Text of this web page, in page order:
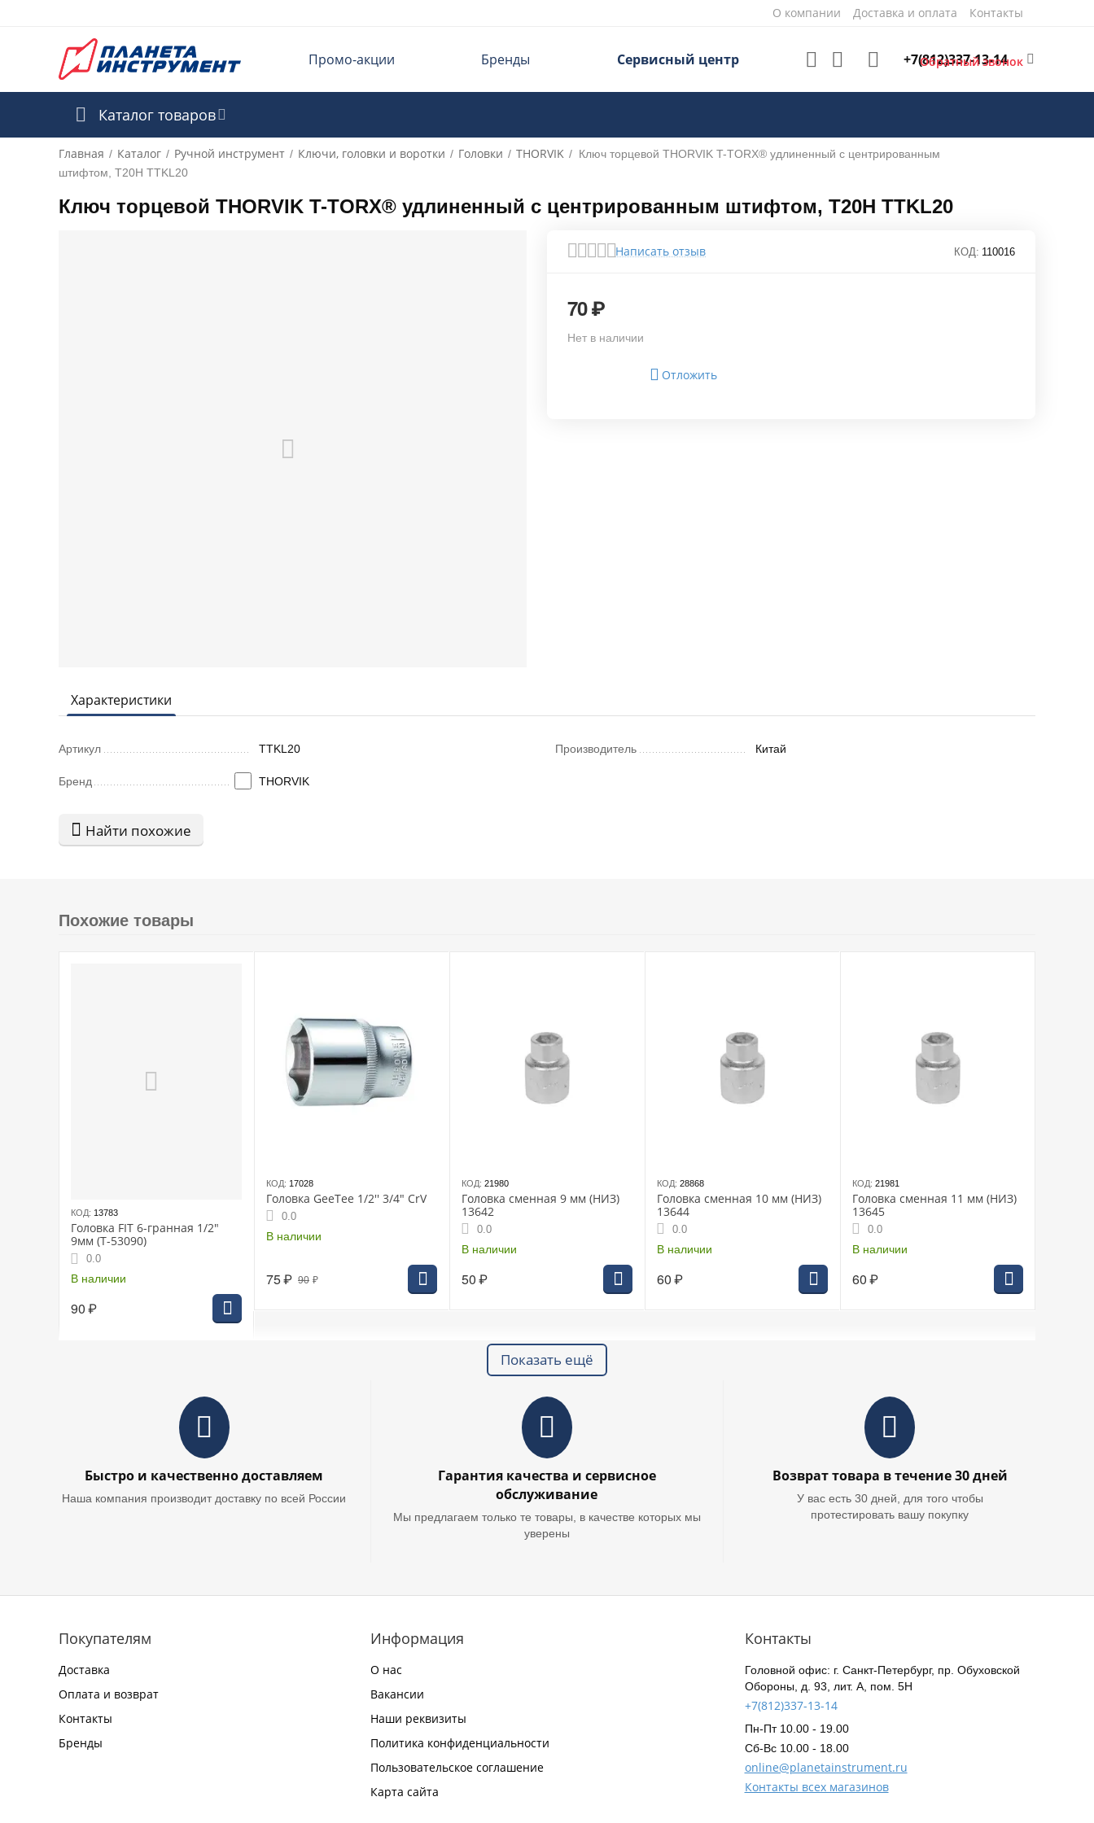
О компании Доставка и оплата Контакты
Промо-акции Бренды Сервисный центр +7(812)337-13-14
Обратный звонок
Каталог товаров
Главная / Каталог / Ручной инструмент / Ключи, головки и воротки / Головки / THORVIK / Ключ торцевой THORVIK T-TORX® удлиненный с центрированным
штифтом, T20H TTKL20
Ключ торцевой THORVIK T-TORX® удлиненный с центрированным штифтом, T20H TTKL20
Написать отзыв КОД: 110016
70₽
Нет в наличии
Отложить
Характеристики
Артикул TTKL20
Бренд THORVIK
Производитель Китай
Найти похожие
Похожие товары
КОД: 13783
Головка FIT 6-гранная 1/2"
9мм (Т-53090)
0.0
В наличии
90₽
КОД: 17028
Головка GeeTee 1/2'' 3/4" CrV
0.0
В наличии
90 ₽
75₽
КОД: 21980
Головка сменная 9 мм (НИЗ)
13642
0.0
В наличии
50₽
КОД: 28868
Головка сменная 10 мм (НИЗ)
13644
0.0
В наличии
60₽
КОД: 21981
Головка сменная 11 мм (НИЗ)
13645
0.0
В наличии
60₽
Показать ещё
Быстро и качественно доставляем
Наша компания производит доставку по всей России
Гарантия качества и сервисное
обслуживание
Мы предлагаем только те товары, в качестве которых мы
уверены
Возврат товара в течение 30 дней
У вас есть 30 дней, для того чтобы
протестировать вашу покупку
Покупателям
Доставка
Оплата и возврат
Контакты
Бренды
Информация
О нас
Вакансии
Наши реквизиты
Политика конфиденциальности
Пользовательское соглашение
Карта сайта
Контакты
Головной офис: г. Санкт-Петербург, пр. Обуховской
Обороны, д. 93, лит. А, пом. 5Н
+7(812)337-13-14
Пн-Пт 10.00 - 19.00
Сб-Вс 10.00 - 18.00
online@planetainstrument.ru
Контакты всех магазинов